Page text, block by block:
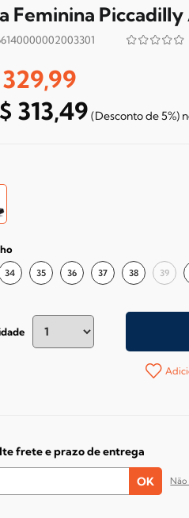
Feminina Piccadilly
313,49 (Descontode5%)
34 35 36 37 38 39
frete e prazo de entrega
Não